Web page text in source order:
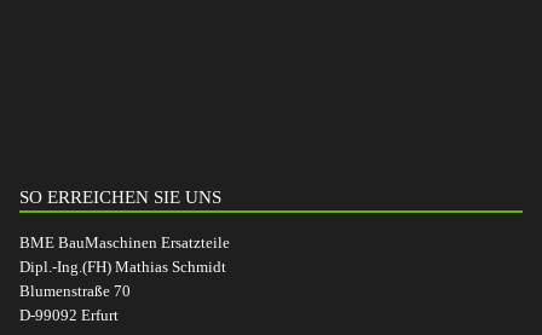
SO ERREICHEN SIE UNS
BME BauMaschinen Ersatzteile
Dipl.-Ing.(FH) Mathias Schmidt
Blumenstraße 70
D-99092 Erfurt